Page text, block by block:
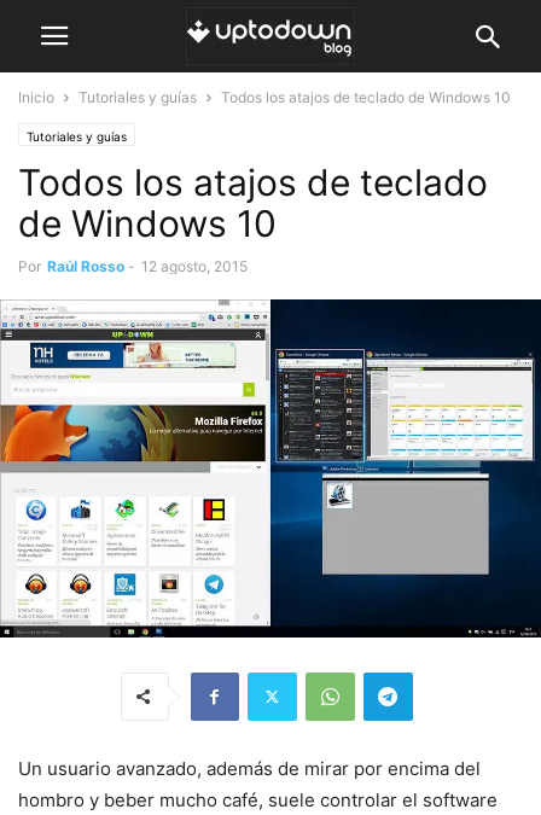
Inicio Tutoriales y guías Todos los atajos de teclado de Windows 10
Tutoriales y guías
Todos los atajos de teclado
de Windows 10
Por Raúl Rosso - 12 agosto, 2015
Un usuario avanzado, además de mirar por encima del
hombro y beber mucho café, suele controlar el software